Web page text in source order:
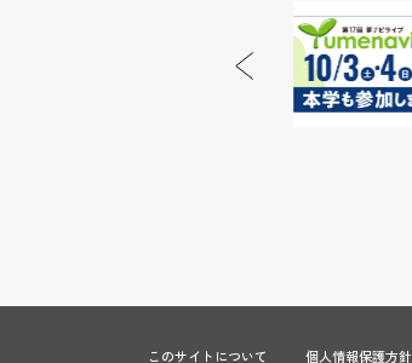
このサイトについて 個人情報保護方針